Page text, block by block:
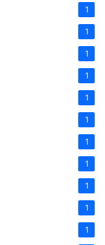
1
1
1
1
1
1
1
1
1
1
1